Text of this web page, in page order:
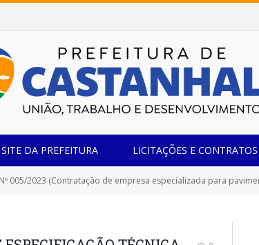
DA PREFEITURA LICITAÇÕES E CONTRATOS
005/2023 (Contratação de empresa especializada para pavimentação de